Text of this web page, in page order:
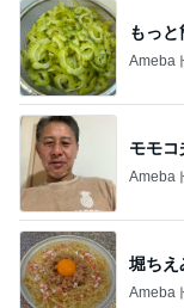
もっ
Ameba
モモ
Ameba
堀ちえ
Ameba